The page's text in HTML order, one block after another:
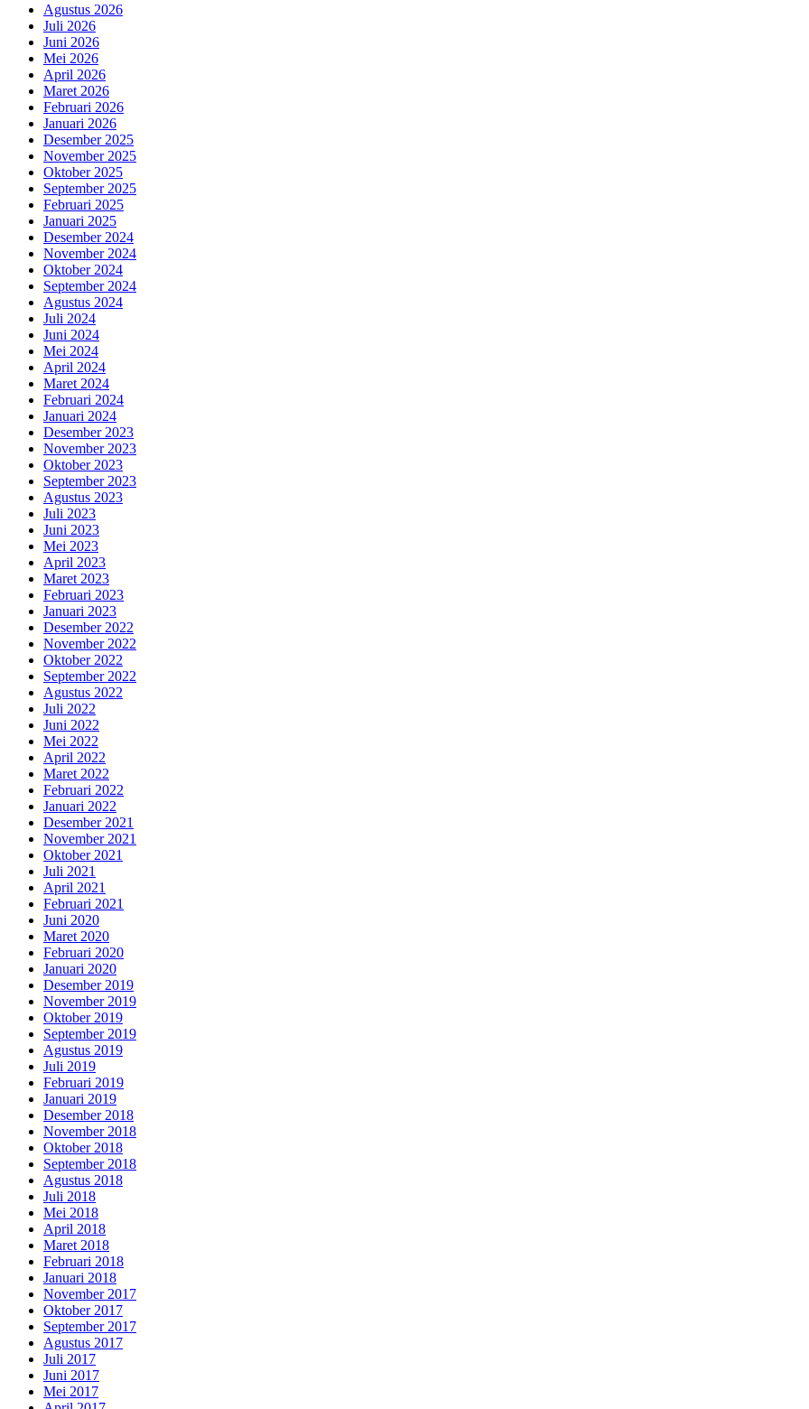
Agustus 2026
Juli 2026
Juni 2026
Mei 2026
April 2026
Maret 2026
Februari 2026
Januari 2026
Desember 2025
November 2025
Oktober 2025
September 2025
Februari 2025
Januari 2025
Desember 2024
November 2024
Oktober 2024
September 2024
Agustus 2024
Juli 2024
Juni 2024
Mei 2024
April 2024
Maret 2024
Februari 2024
Januari 2024
Desember 2023
November 2023
Oktober 2023
September 2023
Agustus 2023
Juli 2023
Juni 2023
Mei 2023
April 2023
Maret 2023
Februari 2023
Januari 2023
Desember 2022
November 2022
Oktober 2022
September 2022
Agustus 2022
Juli 2022
Juni 2022
Mei 2022
April 2022
Maret 2022
Februari 2022
Januari 2022
Desember 2021
November 2021
Oktober 2021
Juli 2021
April 2021
Februari 2021
Juni 2020
Maret 2020
Februari 2020
Januari 2020
Desember 2019
November 2019
Oktober 2019
September 2019
Agustus 2019
Juli 2019
Februari 2019
Januari 2019
Desember 2018
November 2018
Oktober 2018
September 2018
Agustus 2018
Juli 2018
Mei 2018
April 2018
Maret 2018
Februari 2018
Januari 2018
November 2017
Oktober 2017
September 2017
Agustus 2017
Juli 2017
Juni 2017
Mei 2017